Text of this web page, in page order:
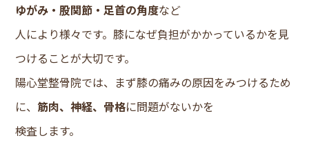
ゆがみ・股関節・足首の角度など
人により様々です。膝になぜ負担がかかっているかを見
つけることが大切です。
陽心堂整骨院では、まず膝の痛みの原因をみつけるため
に、筋肉、神経、骨格に問題がないかを
検査します。